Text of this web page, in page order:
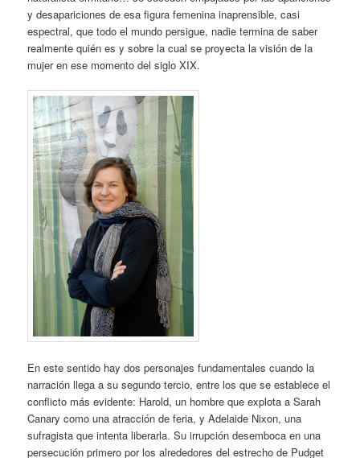
y desapariciones de esa figura femenina inaprensible, casi
espectral, que todo el mundo persigue, nadie termina de saber
realmente quién es y sobre la cual se proyecta la visión de la
mujer en ese momento del siglo XIX.
En este sentido hay dos personajes fundamentales cuando la
narración llega a su segundo tercio, entre los que se establece el
conflicto más evidente: Harold, un hombre que explota a Sarah
Canary como una atracción de feria, y Adelaide Nixon, una
sufragista que intenta liberarla. Su irrupción desemboca en una
persecución primero por los alrededores del estrecho de Pudget